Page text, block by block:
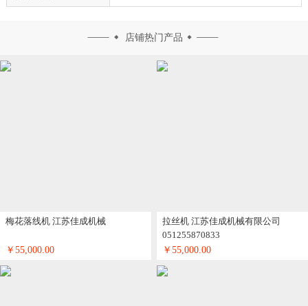
店铺热门产品
梅花落线机 江苏佳成机械
￥55,000.00
拉丝机 江苏佳成机械有限公司
051255870833
￥55,000.00